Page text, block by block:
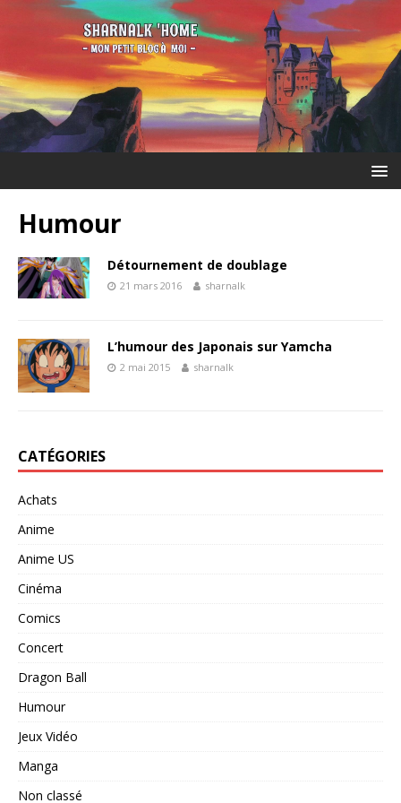
Humour
Détournement de doublage
21 mars 2016 sharnalk
L’humour des Japonais sur Yamcha
2 mai 2015 sharnalk
CATÉGORIES
Achats
Anime
Anime US
Cinéma
Comics
Concert
Dragon Ball
Humour
Jeux Vidéo
Manga
Non classé